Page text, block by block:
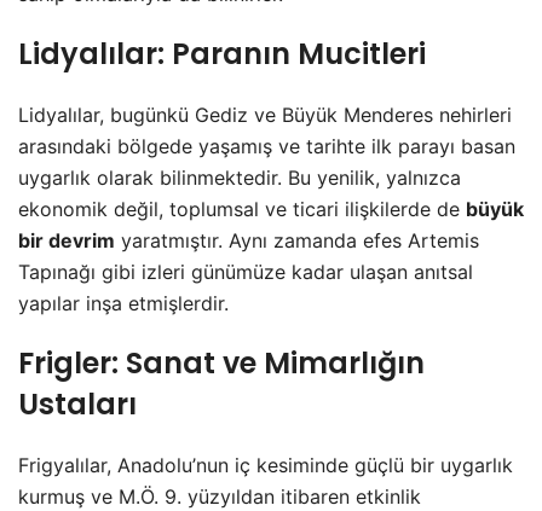
Lidyalılar: Paranın Mucitleri
Lidyalılar, bugünkü Gediz ve Büyük Menderes nehirleri
arasındaki bölgede yaşamış ve tarihte ilk parayı basan
uygarlık olarak bilinmektedir. Bu yenilik, yalnızca
ekonomik değil, toplumsal ve ticari ilişkilerde de büyük
bir devrim yaratmıştır. Aynı zamanda efes Artemis
Tapınağı gibi izleri günümüze kadar ulaşan anıtsal
yapılar inşa etmişlerdir.
Frigler: Sanat ve Mimarlığın
Ustaları
Frigyalılar, Anadolu’nun iç kesiminde güçlü bir uygarlık
kurmuş ve M.Ö. 9. yüzyıldan itibaren etkinlik